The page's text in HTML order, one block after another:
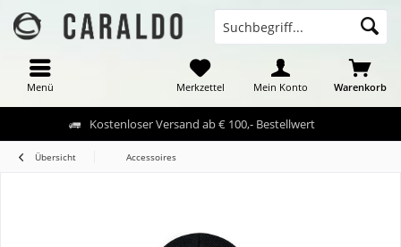
Kostenloser Versand ab € 100,- Bestellwert
Menü Warenkorb
Merkzettel Mein Konto
Übersicht Accessoires